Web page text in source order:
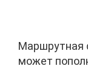
Маршрутная
может